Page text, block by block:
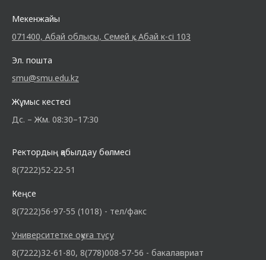
Мекенжайы
071400, Абай облысы, Семей қ., Абай к-сі 103
Эл. пошта
smu@smu.edu.kz
Жұмыс кестесі
Дс. – Жм. 08:30–17:30
Ректордың қабылдау бөлмесі
8(7222)52-22-51
Кеңсе
8(7222)56-97-55 (1018) - тел/факс
Университетке оқуға түсу
8(7222)32-61-80, 8(778)008-57-56 - бакалавриат